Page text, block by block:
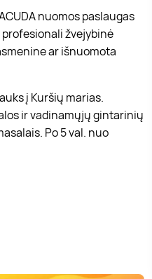
nuomos paslaugas
profesionali žvejybinė
ar išnuomota
į Kuršių marias.
ir vadinamųjų gintarinių
Po 5 val. nuo